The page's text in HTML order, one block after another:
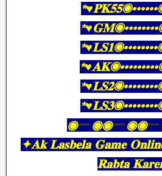
◉
◉◉ ◉◉
✦𝐀𝐤 𝐋𝐚𝐬𝐛𝐞𝐥𝐚 𝐆𝐚𝐦𝐞
𝐑𝐚𝐛𝐭𝐚